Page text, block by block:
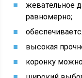
жевательное
равномерно;
высокая
коронку